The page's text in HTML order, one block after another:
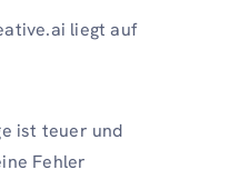
liegt auf
ist teuer und
Fehler